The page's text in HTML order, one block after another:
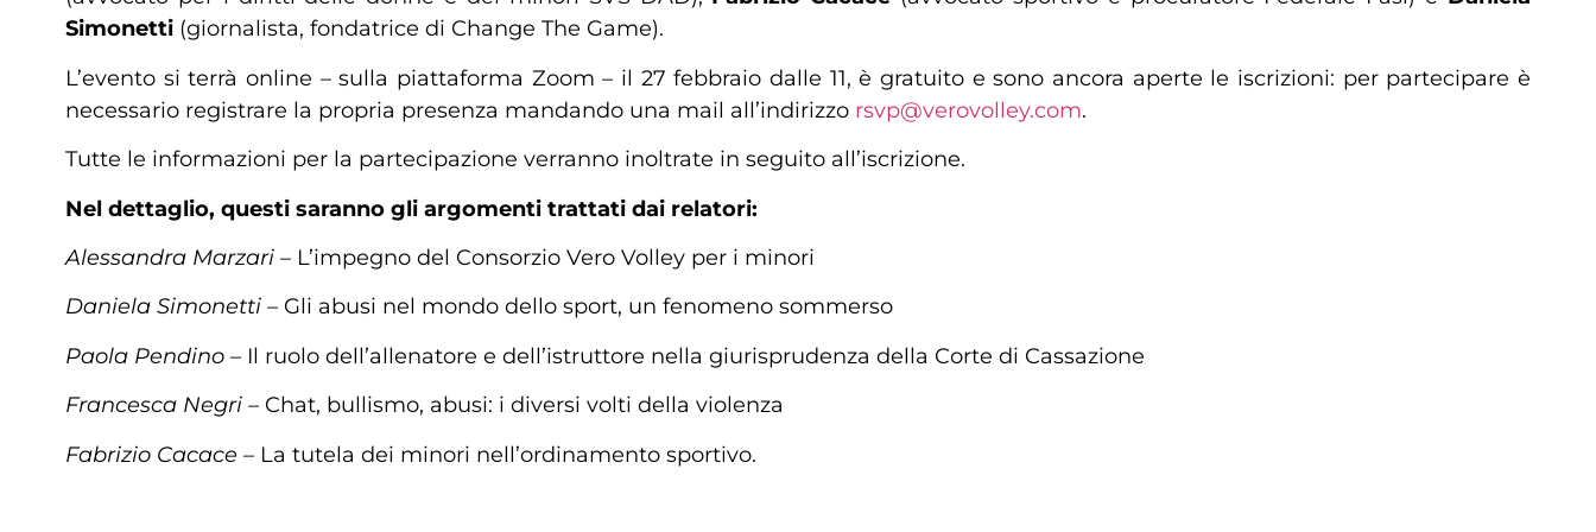
Simonetti (giornalista, fondatrice di Change The Game).
L’evento si terrà online – sulla piattaforma Zoom – il 27 febbraio dalle 11, è gratuito e sono ancora aperte le iscrizioni: per partecipare è
necessario registrare la propria presenza mandando una mail all’indirizzo rsvp@verovolley.com.
Tutte le informazioni per la partecipazione verranno inoltrate in seguito all’iscrizione.
Nel dettaglio, questi saranno gli argomenti trattati dai relatori:
Alessandra Marzari – L’impegno del Consorzio Vero Volley per i minori
Daniela Simonetti – Gli abusi nel mondo dello sport, un fenomeno sommerso
Paola Pendino – Il ruolo dell’allenatore e dell’istruttore nella giurisprudenza della Corte di Cassazione
Francesca Negri – Chat, bullismo, abusi: i diversi volti della violenza
Fabrizio Cacace – La tutela dei minori nell’ordinamento sportivo.